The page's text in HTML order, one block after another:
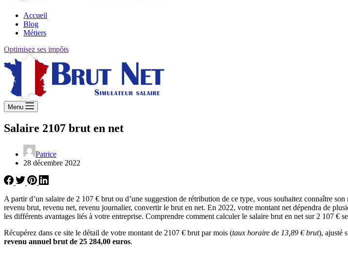
Accueil
Blog
Métiers
Optimisez ses impôts
Menu
Salaire 2107 brut en net
Patrice
28 décembre 2022
A partir d’un salaire de 2 107 € brut ou d’une suggestion de rétribution de ce type, vous souhaitez connaître
revenu brut, revenu net, revenu journalier, convertir le brut en net. En 2022, votre montant net dépendra de
les différents avantages liés à votre entreprise. Comprendre comment calculer le salaire brut en net sur 2 107 €
Récupérez dans ce site le détail de votre montant de 2107 € brut par mois (taux horaire de 13,89 € brut), ajusté
revenu annuel brut de 25 284,00 euros.